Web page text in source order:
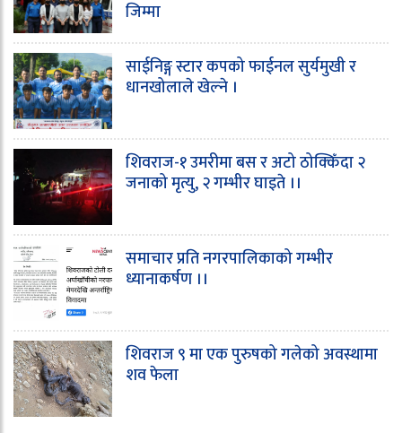
जिम्मा
साईनिङ्ग स्टार कपको फाईनल सुर्यमुखी र
धानखोलाले खेल्ने ।
शिवराज-१ उमरीमा बस र अटो ठोक्किँदा २
जनाको मृत्यु, २ गम्भीर घाइते ।।
समाचार प्रति नगरपालिकाको गम्भीर
ध्यानाकर्षण ।।
शिवराज ९ मा एक पुरुषको गलेको अवस्थामा
शव फेला